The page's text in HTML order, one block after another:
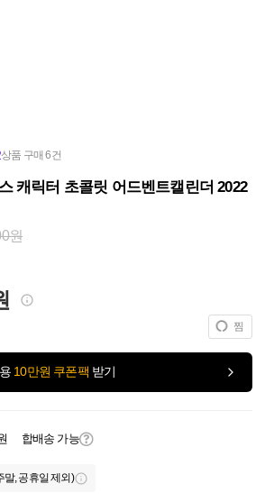
상품 구매 6건
캐릭터 초콜릿 어드벤트캘린더 2022
원
찜
10만원 쿠폰팩 받기
합배송 가능
말, 공휴일 제외)